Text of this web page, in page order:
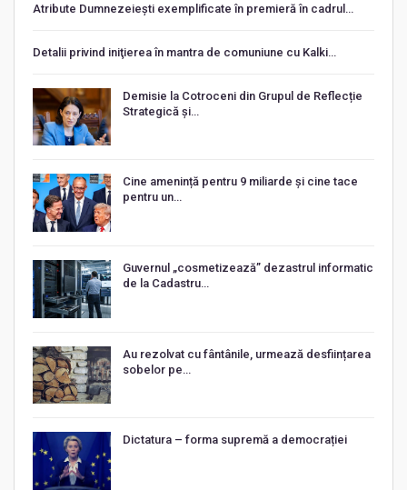
Atribute Dumnezeiești exemplificate în premieră în cadrul…
Detalii privind iniţierea în mantra de comuniune cu Kalki…
Demisie la Cotroceni din Grupul de Reflecție
Strategică și…
Cine amenință pentru 9 miliarde și cine tace
pentru un…
Guvernul „cosmetizează” dezastrul informatic
de la Cadastru…
Au rezolvat cu fântânile, urmează desființarea
sobelor pe…
Dictatura – forma supremă a democrației